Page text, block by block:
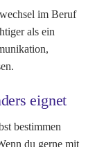
im Beruf
als ein
eignet
bestimmen
du gerne mit